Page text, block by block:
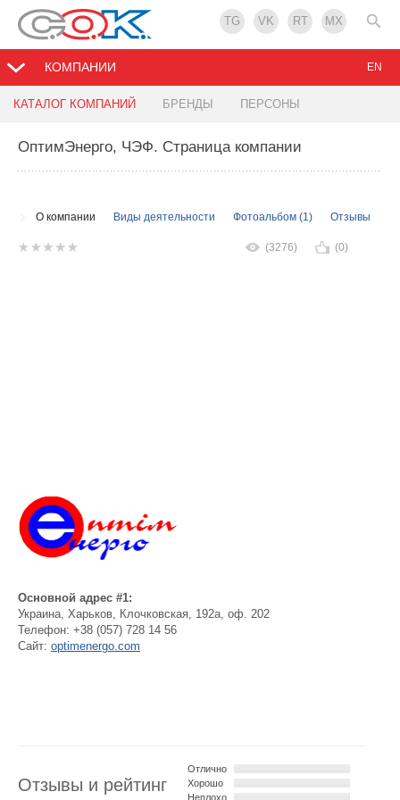
TG VK RT MX
КОМПАНИИ
КАТАЛОГ КОМПАНИЙ БРЕНДЫ ПЕРСОНЫ
EN
ОптимЭнерго, ЧЭФ. Страница компании
О компании Виды деятельности Фотоальбом (1) Отзывы
(3276) (0)
Основной адрес #1:
Украина Харьков
Клочковская, 192а, оф. 202
Телефон: +38 (057) 728 14 56
Сайт: optimenergo.com
Отлично
Хорошо
Неплохо
Отзывы и рейтинг